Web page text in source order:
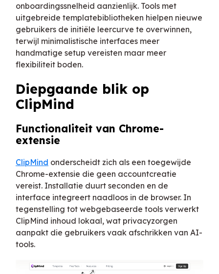
onboardingssnelheid aanzienlijk. Tools met
uitgebreide templatebibliotheken hielpen nieuwe
gebruikers de initiële leercurve te overwinnen,
terwijl minimalistische interfaces meer
handmatige setup vereisten maar meer
flexibiliteit boden.
Diepgaande blik op
ClipMind
Functionaliteit van Chrome-
extensie
ClipMind onderscheidt zich als een toegewijde
Chrome-extensie die geen accountcreatie
vereist. Installatie duurt seconden en de
interface integreert naadloos in de browser. In
tegenstelling tot webgebaseerde tools verwerkt
ClipMind inhoud lokaal, wat privacyzorgen
aanpakt die gebruikers vaak afschrikken van AI-
tools.